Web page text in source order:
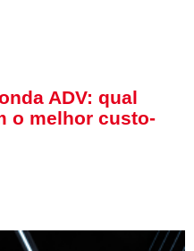
ADV: qual
o melhor custo-